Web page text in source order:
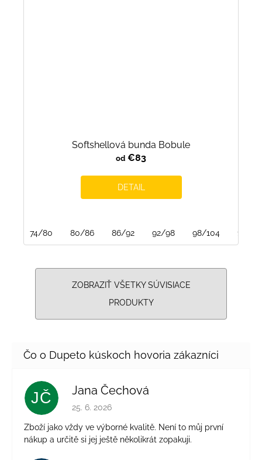
Softshellová bunda Bobule
od €83
DETAIL
74/80 80/86 86/92 92/98 98/104 104/
ZOBRAZIŤ VŠETKY SÚVISIACE
PRODUKTY
JČ Jana Čechová
Hodnotenie obchodu je 5 z 5 hviezdičiek.
25. 6. 2026
Zboží jako vždy ve výborné kvalitě. Není to můj první
nákup a určitě si jej ještě několikrát zopakuji.